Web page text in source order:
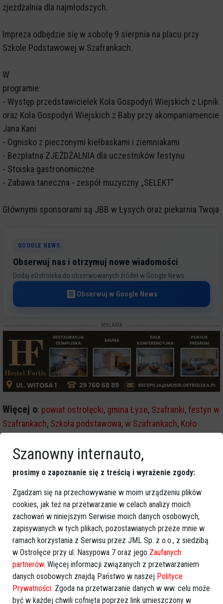
zjeżdżalnia dla najmłodszych.
Impreza odbędzie się w sobotę 9 sierpnia na placu przy
Szkole Podstawowej w Szafrankach.
W
programie:
- Występ przedstawicielek Koła Gospodyń Wiejskich z Lipnik
oraz Koła Gospodyń Wiejskich z Baby przy akompaniamencie
Jana Kani
- Ognisko z pieczonymi kiełbaskami i ziemniakami
- Bezpłatna ZJEŻDŻALNIA dla uczestników festynu
- Stoiska gastronomiczne
- Zabawa taneczna - zespół muzyczny „SELEKT"
Głównymi sponsorami są JBB w Łysych oraz piekarnia Twoja
GOOGLE NEWS
Obserwuj nas i otrzymuj nowe wiadomości
Dodaj eOstroleka do obserwowanych źródeł w Google News.
Obserwuj w Google News
REKLAMA
Więcej o: powiat ostrołęcki, gmina Łyse, Szafranki, festyn w
Szafrankach, Szkoła podstawowa,w Szafrankach, Koło
Szanowny internauto,
prosimy o zapoznanie się z treścią i wyrażenie zgody:
Zgadzam się na przechowywanie w moim urządzeniu plików
cookies, jak też na przetwarzanie w celach analizy moich
zachowań w niniejszym Serwisie moich danych osobowych,
zapisywanych w tych plikach, pozostawianych przeze mnie w
ramach korzystania z Serwisu przez JML Sp. z o.o., z siedzibą
w Ostrołęce przy ul. Nasypowa 7 oraz jego Zaufanych
partnerów. Więcej informacji związanych z przetwarzaniem
danych osobowych znajdą Państwo w naszej Polityce
Prywatności. Zgoda na przetwarzanie danych w ww. celu może
być w każdej chwili cofnięta poprzez link umieszczony w